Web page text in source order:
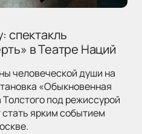
спектакль
в Театре Наций
человеческой души на
«Обыкновенная
под режиссурой
ярким событием